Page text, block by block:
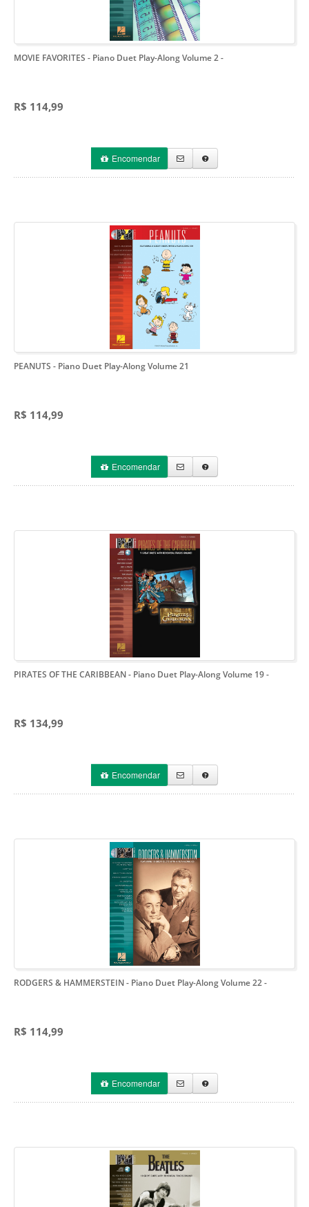
MOVIE FAVORITES - Piano Duet Play-Along Volume 2-
R$ 114,99
Encomendar
PEANUTS - Piano Duet Play-Along Volume 21
R$ 114,99
Encomendar
PIRATES OF THE CARIBBEAN - Piano Duet Play-Along Volume 19-
R$ 134,99
Encomendar
RODGERS & HAMMERSTEIN - Piano Duet Play-Along Volume 22-
R$ 114,99
Encomendar